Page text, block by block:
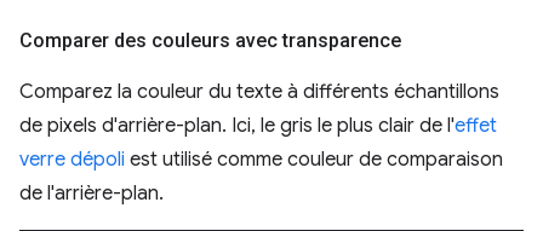
Comparer des couleurs avec transparence
Comparez la couleur du texte à différents échantillons
de pixels d'arrière-plan. Ici, le gris le plus clair de l'effet
verre dépoli est utilisé comme couleur de comparaison
de l'arrière-plan.